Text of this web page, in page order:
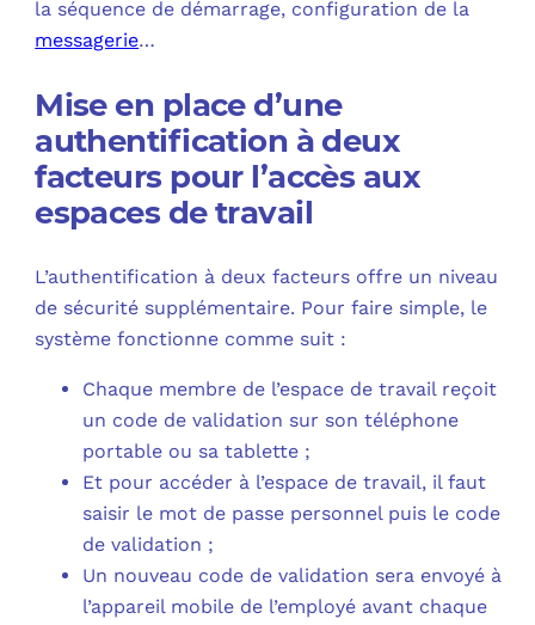
la séquence de démarrage, configuration de la
messagerie…
Mise en place d’une
authentification à deux
facteurs pour l’accès aux
espaces de travail
L’authentification à deux facteurs offre un niveau
de sécurité supplémentaire. Pour faire simple, le
système fonctionne comme suit :
Chaque membre de l’espace de travail reçoit
un code de validation sur son téléphone
portable ou sa tablette ;
Et pour accéder à l’espace de travail, il faut
saisir le mot de passe personnel puis le code
de validation ;
Un nouveau code de validation sera envoyé à
l’appareil mobile de l’employé avant chaque